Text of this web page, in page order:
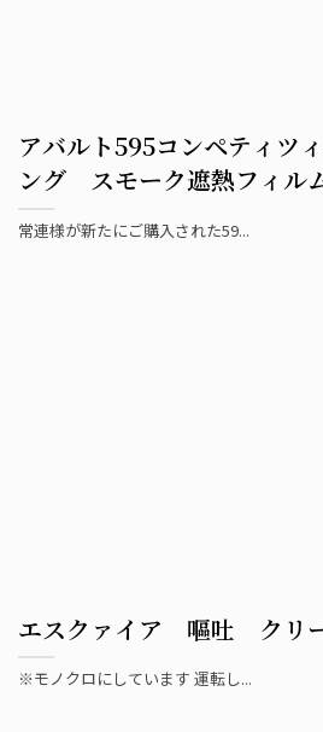
アバルト595コンペティツ
ング スモーク遮熱フィル
常連様が新たにご購入された59...
エスクァイア 嘔吐 クリ
※モノクロにしています 運転し...